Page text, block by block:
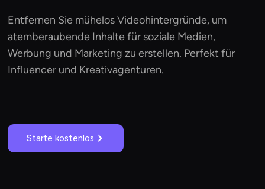
Entfernen Sie mühelos Videohintergründe, um
atemberaubende Inhalte für soziale Medien,
Werbung und Marketing zu erstellen. Perfekt für
Influencer und Kreativagenturen.
Starte kostenlos